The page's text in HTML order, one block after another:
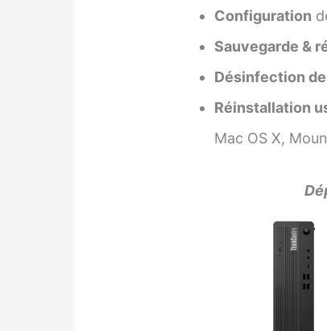
Configuration
Sauvegarde &
Désinfection
Réinstallation
Mac OS X,